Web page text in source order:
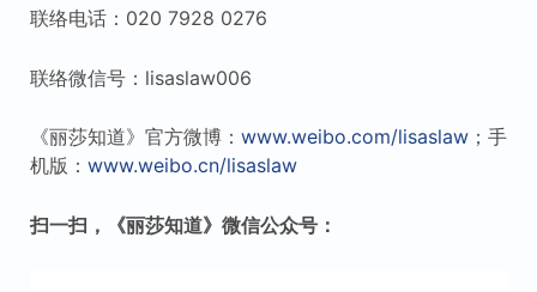
联络电话：020 7928 0276
联络微信号：lisaslaw006
《丽莎知道》官方微博：www.weibo.com/lisaslaw ；手
机版： www.weibo.cn/lisaslaw
扫一扫，《丽莎知道》微信公众号：